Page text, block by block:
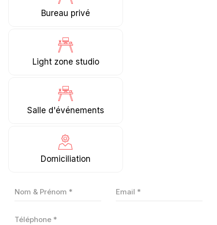
Bureau privé
Light zone studio
Salle d'événements
Domiciliation